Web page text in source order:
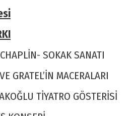
SOKAK SANATI
GRATEL’İN MACERALARI
TİYATRO GÖSTERİSİ